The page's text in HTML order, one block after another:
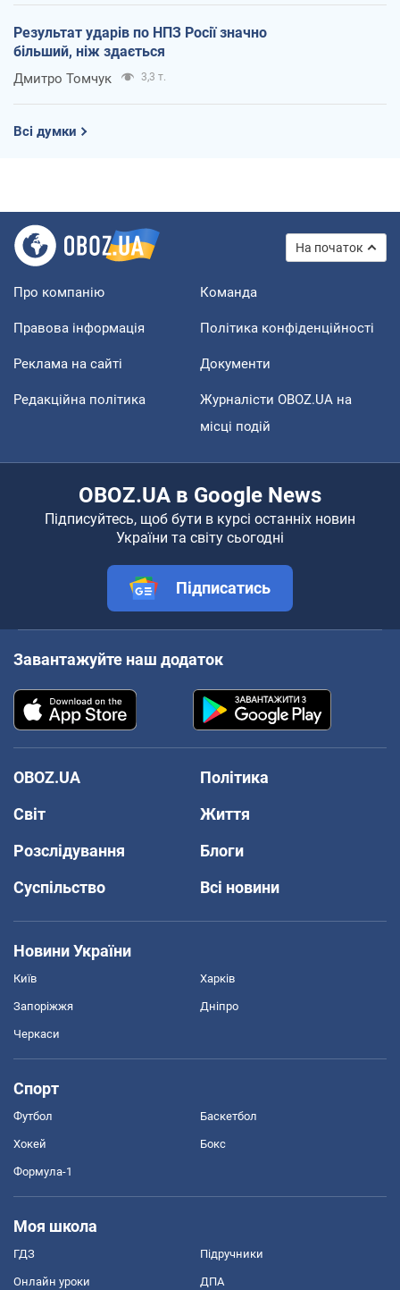
Результат ударів по НПЗ Росії значно
більший, ніж здається
Дмитро Томчук 3,3 т.
Всі думки
На початок
Про компанію Команда
Правова інформація Політика конфіденційності
Реклама на сайті Документи
Редакційна політика
Журналісти OBOZ.UA на
місці подій
OBOZ.UA в Google News
Підписуйтесь, щоб бути в курсі останніх новин
України та світу сьогодні
Підписатись
Завантажуйте наш додаток
OBOZ.UA
Політика
Світ
Життя
Розслідування
Блоги
Суспільство
Всі новини
Новини України
Київ Харків
Запоріжжя Дніпро
Черкаси
Спорт
Футбол Баскетбол
Хокей Бокс
Формула-1
Моя школа
ГДЗ Підручники
Онлайн уроки ДПА